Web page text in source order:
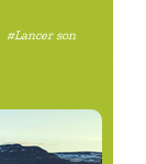
#Lancer son